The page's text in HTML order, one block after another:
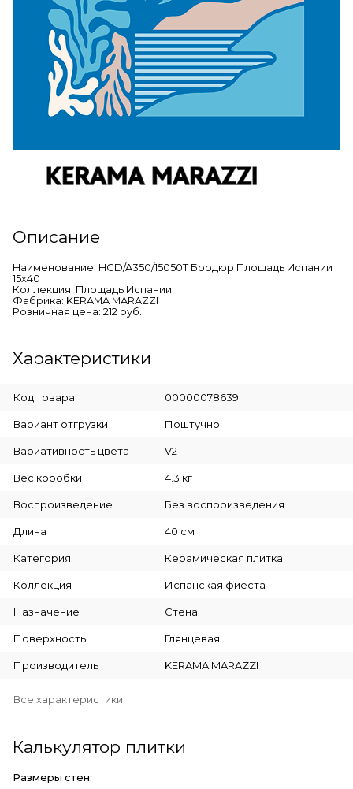
Описание
Наименование: HGD/A350/15050T Бордюр Площадь Испании
15х40
Коллекция: Площадь Испании
Фабрика: KERAMA MARAZZI
Розничная цена: 212 руб.
Характеристики
Код товара 00000078639
Вариант отгрузки Поштучно
Вариативность цвета V2
Вес коробки 4.3 кг
Воспроизведение Без воспроизведения
Длина 40 см
Категория Керамическая плитка
Коллекция Испанская фиеста
Назначение Стена
Поверхность Глянцевая
Производитель KERAMA MARAZZI
Все характеристики
Калькулятор плитки
Размеры стен: